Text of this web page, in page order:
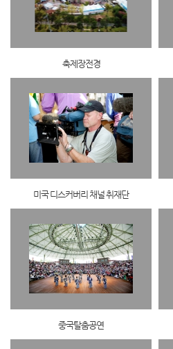
축제장전경
미국 디스커버리 채널 취재단
중국탈춤공연